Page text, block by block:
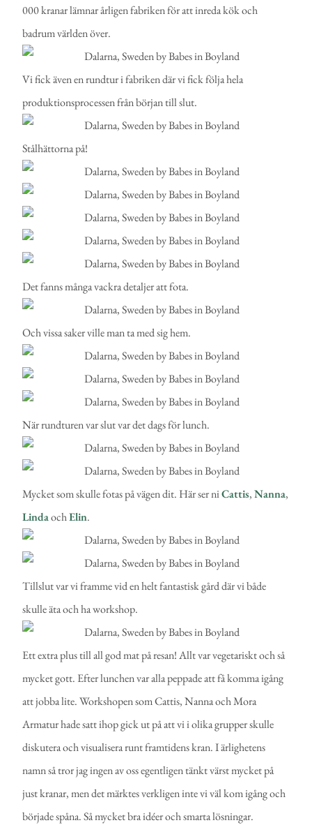
000 kranar lämnar årligen fabriken för att inreda kök och
badrum världen över.
Vi fick även en rundtur i fabriken där vi fick följa hela
produktionsprocessen från början till slut.
Stålhättorna på!
Det fanns många vackra detaljer att fota.
Och vissa saker ville man ta med sig hem.
När rundturen var slut var det dags för lunch.
Mycket som skulle fotas på vägen dit. Här ser niCattis,Nanna,
LindaochElin.
Tillslut var vi framme vid en helt fantastisk gård där vi både
skulle äta och ha workshop.
Ett extra plus till all god mat på resan! Allt var vegetariskt och så
mycket gott. Efter lunchen var alla peppade att få komma igång
att jobba lite. Workshopen som Cattis, Nanna och Mora
Armatur hade satt ihop gick ut på att vi i olika grupper skulle
diskutera och visualisera runt framtidens kran. I ärlighetens
namn så tror jag ingen av oss egentligen tänkt värst mycket på
just kranar, men det märktes verkligen inte vi väl kom igång och
började spåna. Så mycket bra idéer och smarta lösningar.